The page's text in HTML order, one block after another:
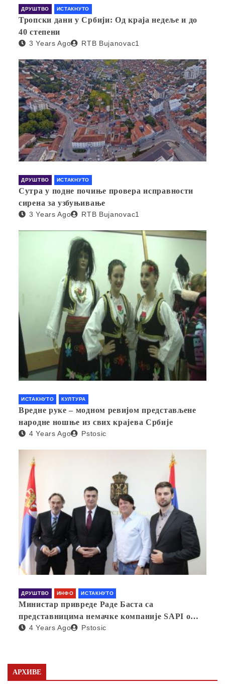
ДРУШТВО ИСТАКНУТО
Тропски дани у Србији: Од краја недеље и до
40 степени
3 Years Ago RTB Bujanovac1
ДРУШТВО ИСТАКНУТО
Сутра у подне почиње провера исправности
сирена за узбуњивање
3 Years Ago RTB Bujanovac1
ИСТАКНУТО КУЛТУРА
Вредне руке – модном ревијом представљене
народне ношње из свих крајева Србије
4 Years Ago Pstosic
ДРУШТВО ИНФО ИСТАКНУТО
Министар привреде Раде Баста са
представницима немачке компаније SAPI о
отварању фабрике у Србији
4 Years Ago Pstosic
АРХИВЕ